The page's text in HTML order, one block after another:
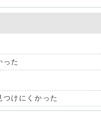
った
つけにくかった